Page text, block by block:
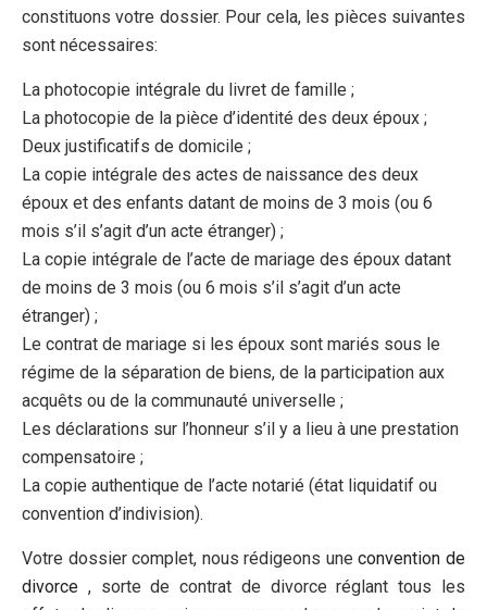
constituons votre dossier. Pour cela, les pièces suivantes
sont nécessaires:
La photocopie intégrale du livret de famille ;
La photocopie de la pièce d’identité des deux époux ;
Deux justificatifs de domicile ;
La copie intégrale des actes de naissance des deux
époux et des enfants datant de moins de 3 mois (ou 6
mois s’il s’agit d’un acte étranger) ;
La copie intégrale de l’acte de mariage des époux datant
de moins de 3 mois (ou 6 mois s’il s’agit d’un acte
étranger) ;
Le contrat de mariage si les époux sont mariés sous le
régime de la séparation de biens, de la participation aux
acquêts ou de la communauté universelle ;
Les déclarations sur l’honneur s’il y a lieu à une prestation
compensatoire ;
La copie authentique de l’acte notarié (état liquidatif ou
convention d’indivision).
Votre dossier complet, nous rédigeons uneconvention de
divorce , sorte de contrat de divorce réglant tous les